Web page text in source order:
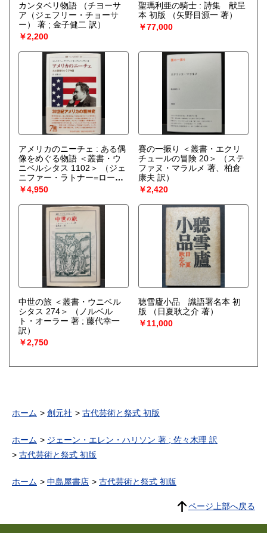
カンタベリ物語
（チヨーサ
ア（ジェフリー・チョーサ
ー） 著 ; 金子健二 訳）
￥2,200
聖瑪利亜の騎士 : 詩集 献呈
本 初版
（矢野目源一 著）
￥77,000
アメリカのニーチェ : ある偶
像をめぐる物語 ＜叢書・ウ
ニベルシタス 1102＞
（ジェ
ニファー・ラトナー=ローゼ
ンハーゲン [著] ; 岸正樹訳）
￥4,950
賽の一振り ＜叢書・エクリ
チュールの冒険 20＞
（ステ
ファヌ・マラルメ 著、柏倉
康夫 訳）
￥2,420
中世の旅 ＜叢書・ウニベル
シタス 274＞
（ノルベル
ト・オーラー 著 ; 藤代幸一
訳）
￥2,750
聴雪廬小品 識語署名本 初
版
（日夏耿之介 著）
￥11,000
ホーム 創元社 古代芸術と祭式 初版
ホーム
ジェーン・エレン・ハリソン 著 ; 佐々木理 訳
古代芸術と祭式 初版
ホーム 中島屋書店 古代芸術と祭式 初版
ページ上部へ戻る